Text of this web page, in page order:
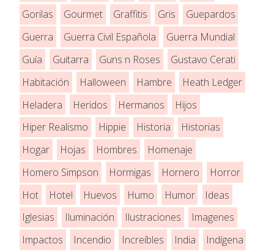
Gorilas
Gourmet Graffitis Gris
Guepardos
Guerra
Guerra Civil Española
Guerra Mundial
Guía
Guitarra Guns n Roses
Gustavo Cerati
Habitación
Halloween Hambre
Heath Ledger
Heladera
Heridos Hermanos
Hijos
Hiper Realismo
Hippie Historia
Historias
Hogar
Hojas Hombres
Homenaje
Homero Simpson
Hormigas Hornero
Horror
Hot
Hotel Huevos Humo Humor
Ideas
Iglesias
Iluminación Ilustraciones
Imagenes
Impactos
Incendio Increíbles India
Indígena